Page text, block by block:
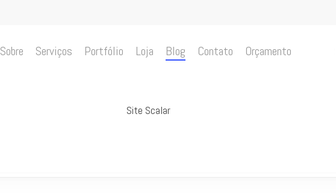
Sobre Serviços Portfólio Loja Blog Contato Orçamento
Site Scalar